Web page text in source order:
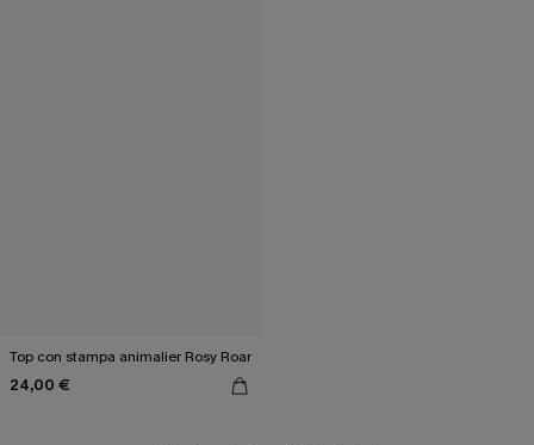
Top con stampa animalier Rosy Roar
24,00 €